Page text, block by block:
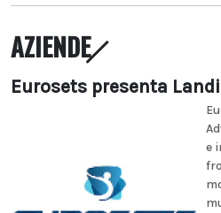
AZIENDE
Eurosets presenta
e